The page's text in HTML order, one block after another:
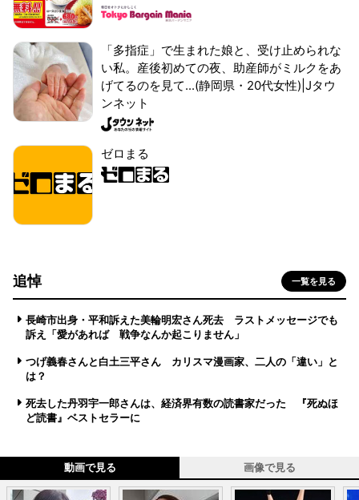
「多指症」で生まれた娘と、受け止められな
い私。産後初めての夜、助産師がミルクをあ
げてるのを見て...(静岡県・20代女性)|Jタウ
ンネット
ゼロまる
追悼 一覧を見る
長崎市出身・平和訴えた美輪明宏さん死去 ラストメッセージでも
訴え「愛があれば 戦争なんか起こりません」
つげ義春さんと白土三平さん カリスマ漫画家、二人の「違い」と
は？
死去した丹羽宇一郎さんは、経済界有数の読書家だった 『死ぬほ
ど読書』ベストセラーに
動画で見る 画像で見る